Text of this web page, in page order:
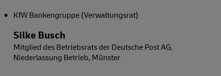
KfW Bankengruppe (Verwaltungsrat)
Silke Busch
Mitglied des Betriebsrats der Deutsche Post AG,
Niederlassung Betrieb, Münster